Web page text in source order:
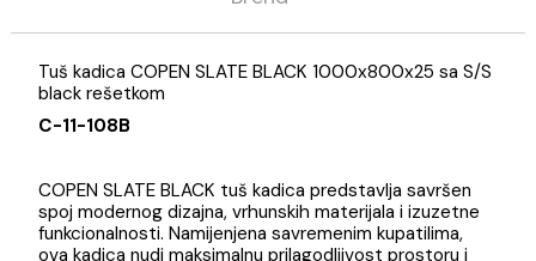
Opis
Specifikacija
Tuš kadica COPEN SLATE BLACK 1000x800x25 sa
black rešetkom